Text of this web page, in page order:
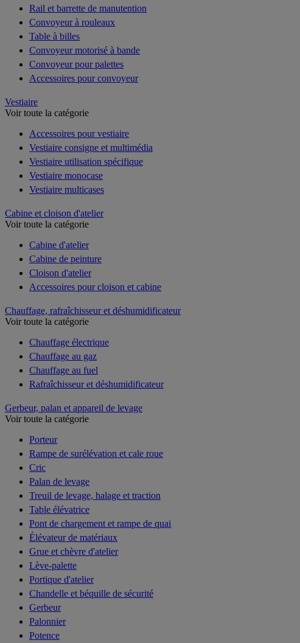
Rail et barrette de manutention
Convoyeur à rouleaux
Table à billes
Convoyeur motorisé à bande
Convoyeur pour palettes
Accessoires pour convoyeur
Vestiaire
Voir toute la catégorie
Accessoires pour vestiaire
Vestiaire consigne et multimédia
Vestiaire utilisation spécifique
Vestiaire monocase
Vestiaire multicases
Cabine et cloison d'atelier
Voir toute la catégorie
Cabine d'atelier
Cabine de peinture
Cloison d'atelier
Accessoires pour cloison et cabine
Chauffage, rafraîchisseur et déshumidificateur
Voir toute la catégorie
Chauffage électrique
Chauffage au gaz
Chauffage au fuel
Rafraîchisseur et déshumidificateur
Gerbeur, palan et appareil de levage
Voir toute la catégorie
Porteur
Rampe de surélévation et cale roue
Cric
Palan de levage
Treuil de levage, halage et traction
Table élévatrice
Pont de chargement et rampe de quai
Élévateur de matériaux
Grue et chèvre d'atelier
Lève-palette
Portique d'atelier
Chandelle et béquille de sécurité
Gerbeur
Palonnier
Potence